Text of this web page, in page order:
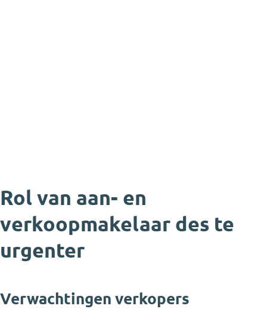
Rol van aan- en
verkoopmakelaar des te
urgenter
Verwachtingen verkopers